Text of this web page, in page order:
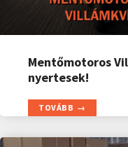
Mentőmotoros
nyertesek!
TOVÁBB